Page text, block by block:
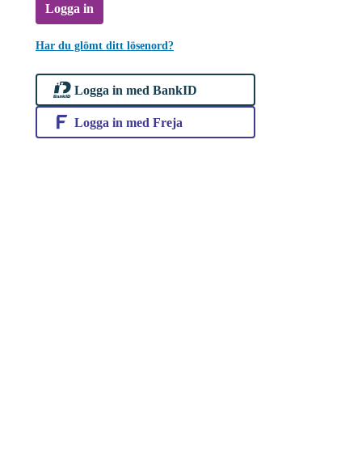
Logga in
Har du glömt ditt lösenord?
Logga in med BankID
Logga in med Freja